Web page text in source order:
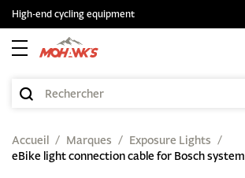
High-end cycling equipment
Accueil Marques
Exposure Lights
eBike light connection cable for Bosch system